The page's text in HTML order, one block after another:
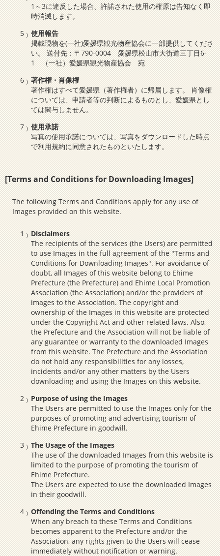
1～3に違反した場合、許諾された使用の権原は告知なく即
時消滅します。
使用報告
掲載現物を(一社)愛媛県観光物産協会に一部提供してくださ
い。 送付先：〒790-0004 愛媛県松山市大街道三丁目6-
1 （一社）愛媛県観光物産協会 宛
著作権・肖像権
著作権はすべて愛媛県（著作権者）に帰属します。 肖像権
については、申請者等の判断によるものとし、愛媛県とし
ては関与しません。
使用承諾
写真の使用承諾については、写真をダウンロードした時点
で利用規約に同意されたものといたします。
[Terms and Conditions for Downloading Images]
The following Terms and Conditions apply for any use of
Images provided on this website.
Disclaimers
The recipients of the services (the Users) are permitted
to use Images in the full agreement of the "Terms and
Conditions for Downloading Images". For avoidance of
doubt, all Images of this website belong to Ehime
Prefecture (the Prefecture) and Ehime Local Promotion
Association (the Association) and/or the providers of
images to the Association. The copyright and
ownership of the Images in this website are protected
under the Copyright Act and other related laws. Also,
the Prefecture and the Association will not be liable of
any guarantee or warranty to the downloaded Images
from this website. The Prefecture and the Association
do not hold any responsibilities for any losses,
incidents and/or any other matters by the Users
downloading and using the Images on this website.
Purpose of using the Images
The Users are permitted to use the Images only for the
purposes of promoting and advertising tourism of
Ehime Prefecture in goodwill.
The Usage of the Images
The use of the downloaded Images from this website is
limited to the purpose of promoting the tourism of
Ehime Prefecture.
The Users are expected to use the downloaded Images
in their goodwill.
Offending the Terms and Conditions
When any breach to these Terms and Conditions
becomes apparent to the Prefecture and/or the
Association, any rights given to the Users will cease
immediately without notification or warning.